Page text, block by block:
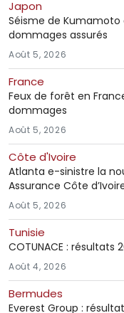
Japon
Séisme de Kumamoto
dommages assurés
Août 5, 2026
France
Feux de forêt en
dommages
Août 5, 2026
Côte d'Ivoire
Atlanta e-sinistre la
Assurance Côte
Août 5, 2026
Tunisie
COTUNACE : résultats
Août 4, 2026
Bermudes
Everest Group :